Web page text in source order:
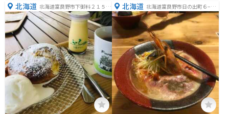
北海道 北海道富良野市下御料２１５６
−１
北海道 北海道富良野市日の出町６−２
０